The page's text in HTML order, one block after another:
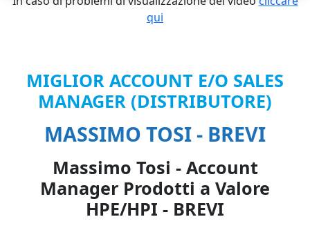
qui
MIGLIOR ACCOUNT E/O SALES
MANAGER (DISTRIBUTORE)
MASSIMO TOSI - BREVI
Massimo Tosi - Account
Manager Prodotti a Valore
HPE/HPI - BREVI